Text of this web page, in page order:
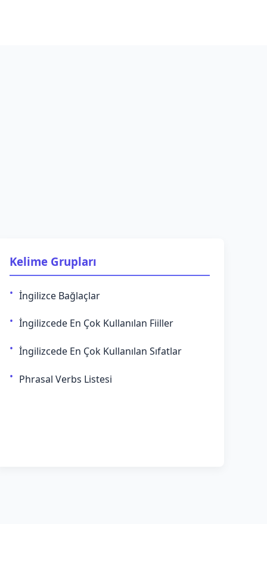
Kelime Grupları
İngilizce Bağlaçlar
İngilizcede En Çok Kullanılan Fiiller
İngilizcede En Çok Kullanılan Sıfatlar
Phrasal Verbs Listesi